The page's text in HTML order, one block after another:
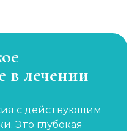
в лечении
с действующим
Это глубокая